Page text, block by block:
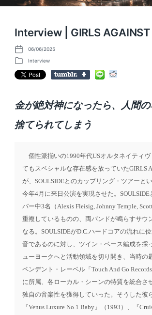
Interview | GIRLS AGAINST
P
o
t
d
e
06/06/2025
P
o
s
Interview
金が絶対神になったら、人間
捨てられてしまう
個性派揃いの1990年代USオルタネイティ
てもスペシャルな存在感を放っていたGIRLS
が、SOULSIDEとのカップリング・ツアーと
今年4月に来日公演を実現させた。SOULSIDE
バー中3名（Alexis Fleisig, Johnny Temple,
重複しているものの、両バンドが鳴らすサウ
なる。SOULSIDEがD.C.ハードコアの流れに
音であるのに対し、ツイン・ベース編成を採
ューヨークへと活動領域を切り開き、当時の
ペンデント・レーベル「Touch And Go
に所属、各ローカル・シーンの特質を統合さ
独自の音楽性を獲得していった。そうした彼
『Venus Luxure No.1 Baby』（1993）、『